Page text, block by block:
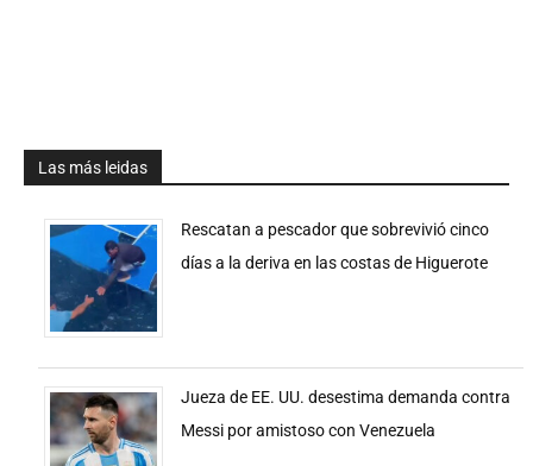
Las más leidas
Rescatan a pescador que sobrevivió cinco
días a la deriva en las costas de Higuerote
Jueza de EE. UU. desestima demanda contra
Messi por amistoso con Venezuela